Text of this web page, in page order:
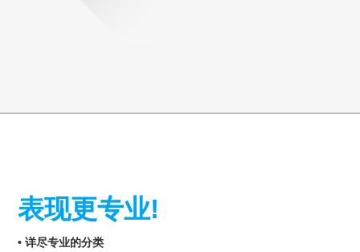
表现更专业!
• 详尽专业的分类